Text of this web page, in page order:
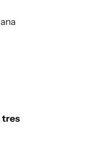
tres